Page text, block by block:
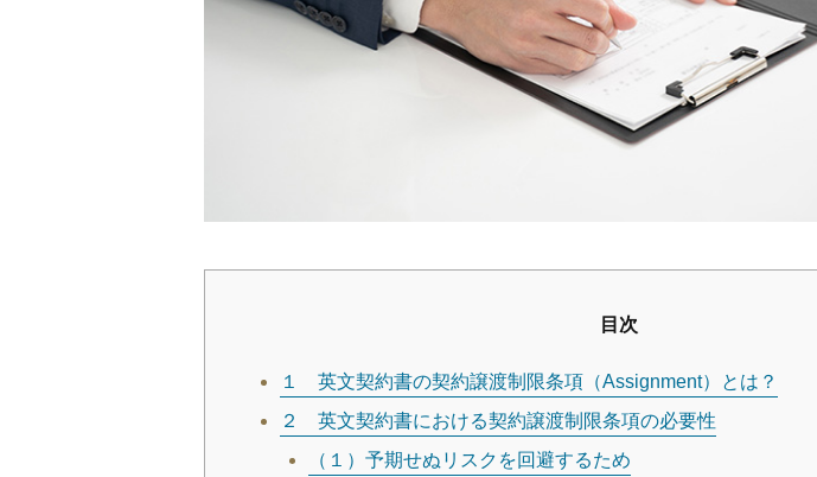
目次
１ 英文契約書の契約譲渡制限条項（Assignment）とは？
２ 英文契約書における契約譲渡制限条項の必要性
（１）予期せぬリスクを回避するため